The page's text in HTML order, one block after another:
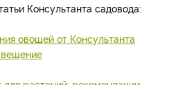
Консультанта садовода:
овощей от Консультанта